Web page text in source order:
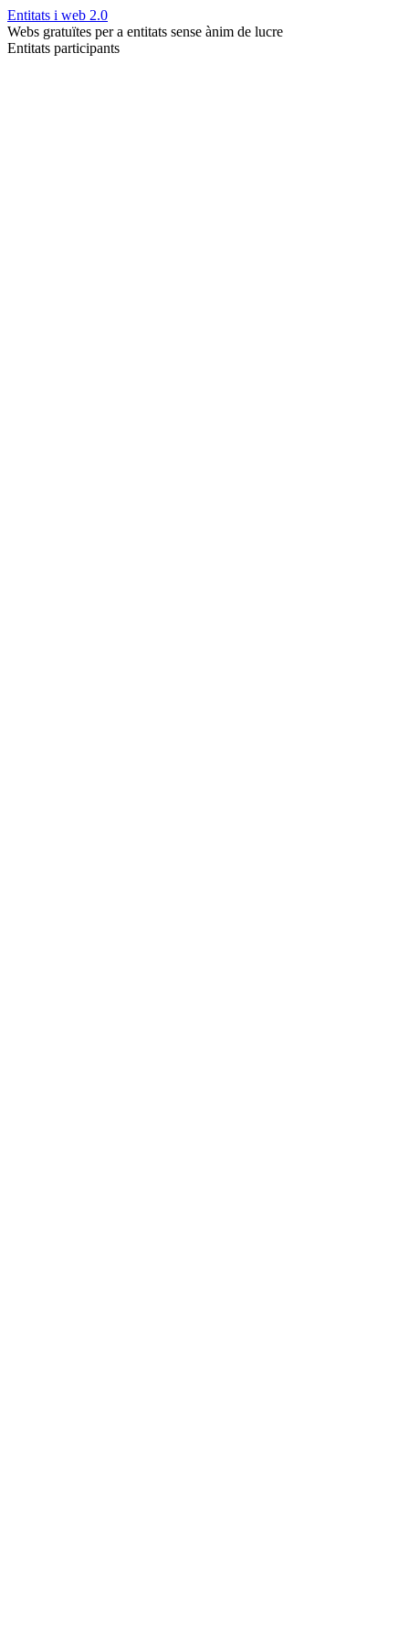
Entitats i web 2.0
Webs gratuïtes per a entitats sense ànim de lucre
Entitats participants